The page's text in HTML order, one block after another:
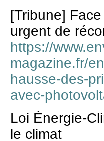
[Tribune]
urgent de
https://
magazine.fr/
hausse-des-
avec-
Loi Énergie-
le climat